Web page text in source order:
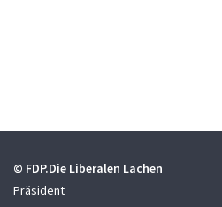
© FDP.Die Liberalen Lachen
Präsident